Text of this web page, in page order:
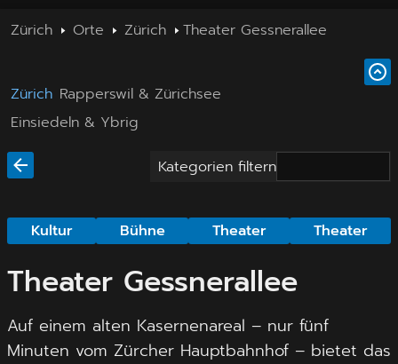
Zürich Orte Zürich Theater Gessnerallee
Zürich Rapperswil & Zürichsee
Einsiedeln & Ybrig
Kategorien filtern
Kultur Bühne Theater Theater
Theater Gessnerallee
Auf einem alten Kasernenareal – nur fünf
Minuten vom Zürcher Hauptbahnhof – bietet das